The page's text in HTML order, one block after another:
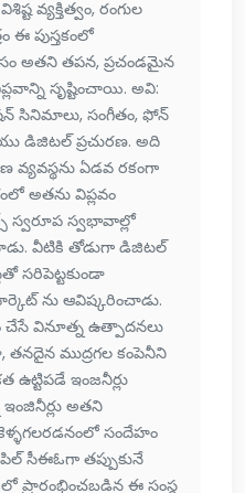
వ్యక్తిత్వం, రంగుల
ఈ పుస్తకంలో
అతని తపన, ప్రచండమైన
సృష్టించాయి. అవి:
సినిమాలు, సంగీతం, ఫోన్
డిజిటల్ ప్రచురణ. అది
వ్యవస్థను ఏడవ రకంగా
అతను విప్లవం
స్వరూప స్వభావాల్లో
వీటికి తోడుగా డిజిటల్
సరిపెట్టకుండా
ను ఆవిష్కరించాడు.
వినూత్న ఉత్పాదనలు
ముద్రగల కంపెనీని
ఇంజనీర్లు
అతని
సందేహం
సీఈఓగా తప్పుకునే
ప్రారంభించబడిన ఈ సంస్థ